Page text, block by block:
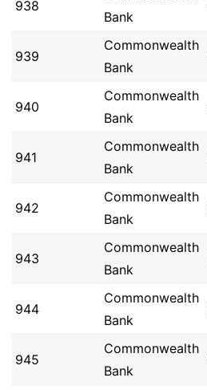
938
Bank
939
Commonwealth
Bank
940
Commonwealth
Bank
941
Commonwealth
Bank
942
Commonwealth
Bank
943
Commonwealth
Bank
944
Commonwealth
Bank
945
Commonwealth
Bank